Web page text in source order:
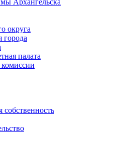
Архангельска
округа
города
палата